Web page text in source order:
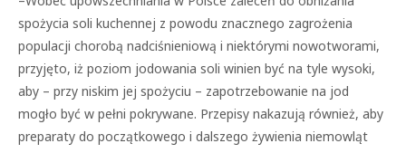
spożycia soli kuchennej z powodu znacznego zagrożenia
populacji chorobą nadciśnieniową i niektórymi nowotworami,
przyjęto, iż poziom jodowania soli winien być na tyle wysoki,
aby – przy niskim jej spożyciu – zapotrzebowanie na jod
mogło być w pełni pokrywane. Przepisy nakazują również, aby
preparaty do początkowego i dalszego żywienia niemowląt